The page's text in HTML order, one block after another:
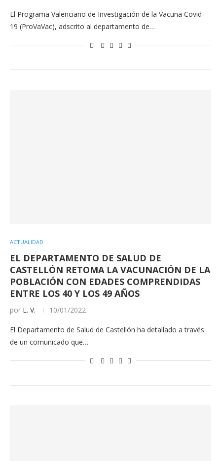
El Programa Valenciano de Investigación de la Vacuna Covid-
19 (ProVaVac), adscrito al departamento de…
ACTUALIDAD
EL DEPARTAMENTO DE SALUD DE
CASTELLÓN RETOMA LA VACUNACIÓN DE LA
POBLACIÓN CON EDADES COMPRENDIDAS
ENTRE LOS 40 Y LOS 49 AÑOS
por L. V. 10/01/2022
El Departamento de Salud de Castellón ha detallado a través
de un comunicado que…